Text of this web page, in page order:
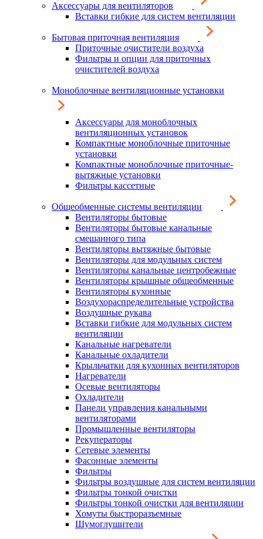
Аксессуары для вентиляторов
Вставки гибкие для систем вентиляции
Бытовая приточная вентиляция
Приточные очистители воздуха
Фильтры и опции для приточных
очистителей воздуха
Моноблочные вентиляционные установки
Аксессуары для моноблочных
вентиляционных установок
Компактные моноблочные приточные
установки
Компактные моноблочные приточные-
вытяжные установки
Фильтры кассетные
Общеобменные системы вентиляции
Вентиляторы бытовые
Вентиляторы бытовые канальные
смешанного типа
Вентиляторы вытяжные бытовые
Вентиляторы для модульных систем
Вентиляторы канальные центробежные
Вентиляторы крышные общеобменные
Вентиляторы кухонные
Воздухораспределительные устройства
Воздушные рукава
Вставки гибкие для модульных систем
вентиляции
Канальные нагреватели
Канальные охладители
Крыльчатки для кухонных вентиляторов
Нагреватели
Осевые вентиляторы
Охладители
Панели управления канальными
вентиляторами
Промышленные вентиляторы
Рекуператоры
Сетевые элементы
Фасонные элементы
Фильтры
Фильтры воздушные для систем вентиляции
Фильтры тонкой очистки
Фильтры тонкой очистки для вентиляции
Хомуты быстроразъемные
Шумоглушители